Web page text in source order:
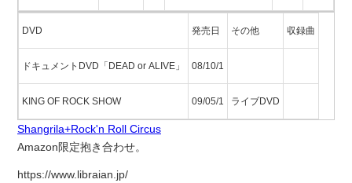
DVD 発売日 その他 収録曲
ドキュメントDVD「DEAD or ALIVE」 08/10/1
KING OF ROCK SHOW 09/05/1 ライブDVD
Shangrila+Rock'n Roll Circus
Amazon限定抱き合わせ。
https://www.libraian.jp/